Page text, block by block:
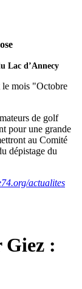
Lac d’Annecy
mois "Octobre
de golf
pour une grande
au Comité
dépistage du
actualites
: